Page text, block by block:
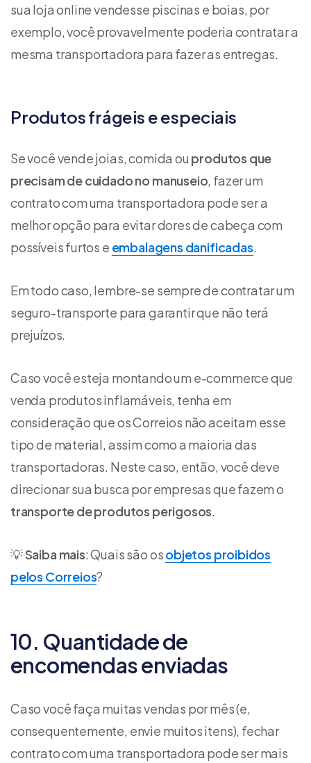
sua loja online vendesse piscinas e boias, por
exemplo, você provavelmente poderia contratar a
mesma transportadora para fazer as entregas.
Produtos frágeis e especiais
Se você vende joias, comida ou produtos que
precisam de cuidado no manuseio, fazer um
contrato com uma transportadora pode ser a
melhor opção para evitar dores de cabeça com
possíveis furtos e embalagens danificadas.
Em todo caso, lembre-se sempre de contratar um
seguro-transporte para garantir que não terá
prejuízos.
Caso você esteja montando um e-commerce que
venda produtos inflamáveis, tenha em
consideração que os Correios não aceitam esse
tipo de material, assim como a maioria das
transportadoras. Neste caso, então, você deve
direcionar sua busca por empresas que fazem o
transporte de produtos perigosos.
💡Saiba mais: Quais são osobjetos proibidos
pelos Correios?
10. Quantidade de
encomendas enviadas
Caso você faça muitas vendas por mês (e,
consequentemente, envie muitos itens), fechar
contrato com uma transportadora pode ser mais